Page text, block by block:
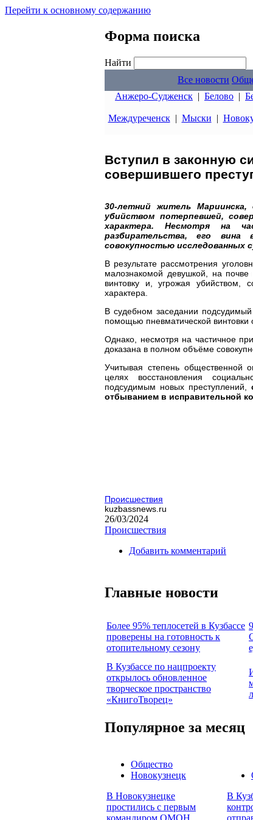
Перейти к основному содержанию
Форма поиска
Найти
Все новости
Анжеро-Судженск | Белово |
Междуреченск| Мыски |
Вступил в законную
совершившего
30-летний житель Мариинска,
убийством потерпевшей,
характера. Несмотря на
разбирательства, его вина
совокупностью исследованных
В результате рассмотрения
малознакомой девушкой, на почве
винтовку и, угрожая убийством,
характера.
В судебном заседании
помощью пневматической винтовки
Однако, несмотря на частичное
доказана в полном объёме
Учитывая степень общественной
целях восстановления
подсудимым новых преступлений,
отбыванием в исправительной
Происшествия
kuzbassnews.ru
26/03/2024
Происшествия
Добавить комментарий
Главные новости
Более 95% теплосетей в Кузбассе
проверены на готовность к
отопительному сезону
В Кузбассе по нацпроекту
открылось обновленное
творческое пространство
«КнигоТворец»
Популярное за месяц
Общество
Новокузнецк
В Новокузнецке
простились с первым
В